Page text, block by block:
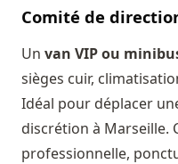
Comité de
Un van VIP ou
sièges cuir,
Idéal pour déplacer
discrétion à Marseille.
professionnelle,